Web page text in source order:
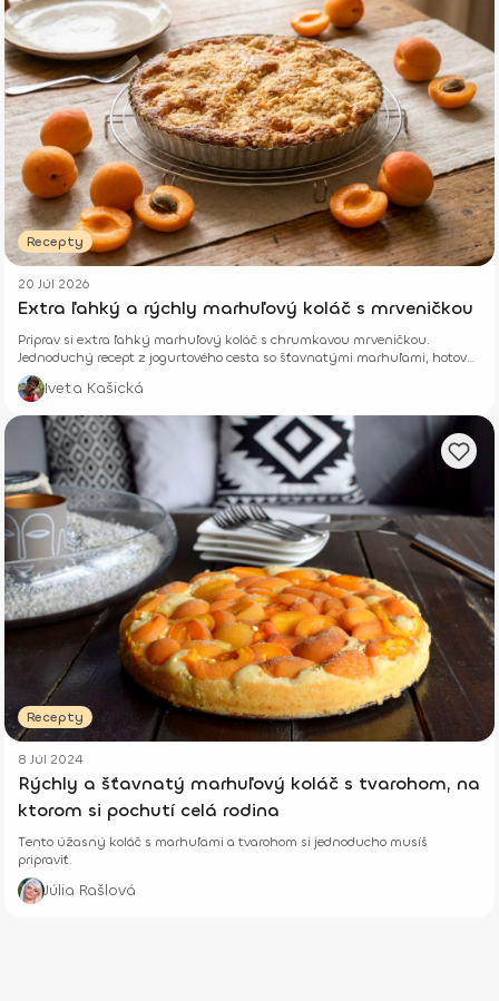
Recepty
20 Júl 2026
Extra ľahký a rýchly marhuľový koláč s mrveničkou
Priprav si extra ľahký marhuľový koláč s chrumkavou mrveničkou.
Jednoduchý recept z jogurtového cesta so šťavnatými marhuľami, hotový
z pár surovín.
Iveta Kašická
Recepty
8 Júl 2024
Rýchly a šťavnatý marhuľový koláč s tvarohom, na
ktorom si pochutí celá rodina
Tento úžasný koláč s marhuľami a tvarohom si jednoducho musíš
pripraviť.
Júlia Rašlová